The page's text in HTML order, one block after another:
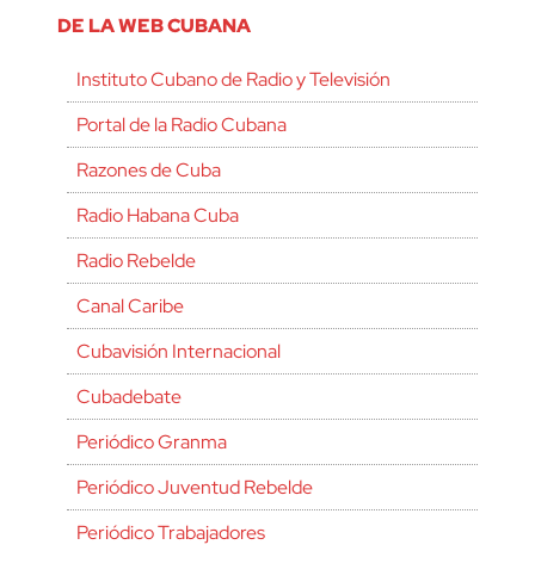
DE LA WEB CUBANA
Instituto Cubano de Radio y Televisión
Portal de la Radio Cubana
Razones de Cuba
Radio Habana Cuba
Radio Rebelde
Canal Caribe
Cubavisión Internacional
Cubadebate
Periódico Granma
Periódico Juventud Rebelde
Periódico Trabajadores